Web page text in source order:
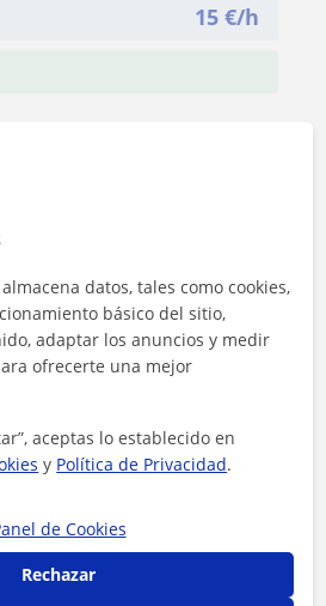
15 €/h
ahora
datos, tales como cookies,
básico del sitio,
adaptar los anuncios y medir
ofrecerte una mejor
aceptas lo establecido en
y Política de Privacidad.
de Cookies
Rechazar